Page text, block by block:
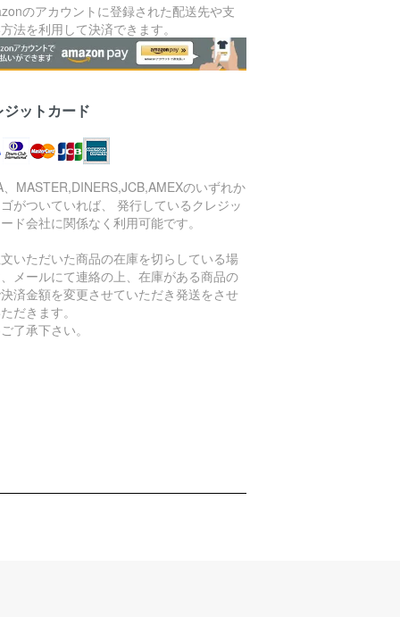
のアカウントに登録された配送先や支
法を利用して決済できます。
ジットカード
、MASTER,DINERS,JCB,AMEXのいずれか
がついていれば、 発行しているクレジッ
ード会社に関係なく利用可能です。
文いただいた商品の在庫を切らしている場
メールにて連絡の上、在庫がある商品の
済金額を変更させていただき発送をさせ
だきます。
了承下さい。